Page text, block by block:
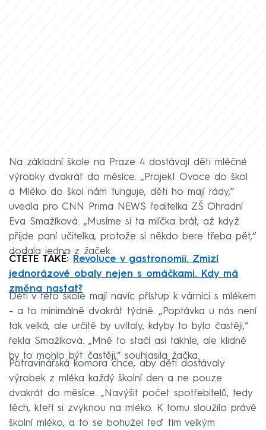
Na základní škole na Praze 4 dostávají děti mléčné
výrobky dvakrát do měsíce. „Projekt Ovoce do škol
a Mléko do škol nám funguje, děti ho mají rády,“
uvedla pro CNN Prima NEWS ředitelka ZŠ Ohradní
Eva Smažíková. „Musíme si ta mlíčka brát, až když
přijde paní učitelka, protože si někdo bere třeba pět,“
dodala jedna z žaček.
ČTĚTE TAKÉ:
Revoluce v gastronomii. Zmizí
jednorázové obaly nejen s omáčkami. Kdy má
změna nastat?
Děti v této škole mají navíc přístup k várnici s mlékem
- a to minimálně dvakrát týdně. „Poptávka u nás není
tak velká, ale určitě by uvítaly, kdyby to bylo častěji,“
řekla Smažíková. „Mně to stačí asi takhle, ale klidně
by to mohlo být častěji,“ souhlasila žačka.
Potravinářská komora chce, aby děti dostávaly
výrobek z mléka každý školní den a ne pouze
dvakrát do měsíce. „Navýšit počet spotřebitelů, tedy
těch, kteří si zvyknou na mléko. K tomu sloužilo právě
školní mléko, a to se bohužel teď tím velkým